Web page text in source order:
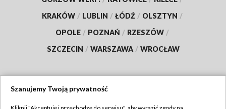
KRAKÓW / LUBLIN / ŁÓDŹ / OLSZTYN /
OPOLE / POZNAŃ / RZESZÓW /
SZCZECIN / WARSZAWA / WROCŁAW
Szanujemy Twoją prywatność